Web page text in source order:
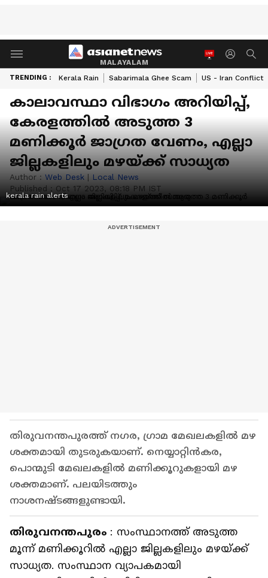
MALAYALAM
TRENDING : Kerala Rain Sabarimala Ghee Scam US - Iran Conflict
കാലാവസ്ഥാ വിഭാഗം അറിയിപ്പ്,
കേരളത്തിൽ അടുത്ത 3
മണിക്കൂർ ജാഗ്രത വേണം, എല്ലാ
ജില്ലകളിലും മഴയ്ക്ക് സാധ്യത
Author : Web Desk | Local News
Published : Oct 17 2023, 08:18 PM IST
kerala rain alerts
തിരുവനന്തപുരത്ത് നഗര, ഗ്രാമ മേഖലകളിൽ മഴ
ശക്തമായി തുടരുകയാണ്. നെയ്യാറ്റിൻകര,
പൊന്മുടി മേഖലകളിൽ മണിക്കൂറുകളായി മഴ
ശക്തമാണ്. പലയിടത്തും
നാശനഷ്ടങ്ങളുണ്ടായി.
തിരുവനന്തപുരം : സംസ്ഥാനത്ത് അടുത്ത
മൂന്ന് മണിക്കൂറിൽ എല്ലാ ജില്ലകളിലും മഴയ്ക്ക്
സാധ്യത. സംസ്ഥാന വ്യാപകമായി